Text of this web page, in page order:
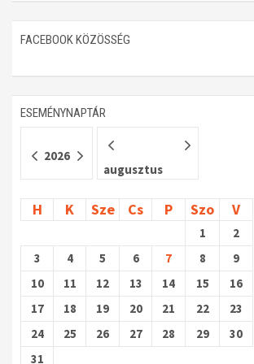
Műhelymunkák
FACEBOOK KÖZÖSSÉG
ESEMÉNYNAPTÁR
2026
augusztus
H K Sze Cs P Szo V
1
2
3
4 5 6 7 8
9
10
11 12 13 14 15
16
17
18 19 20 21 22
23
24
25 26 27 28 29
30
31